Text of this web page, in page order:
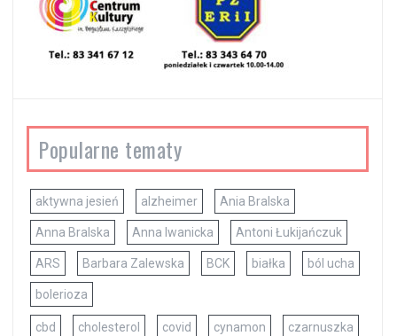
Popularne tematy
aktywna jesień alzheimer Ania Bralska
Anna Bralska Anna Iwanicka Antoni Łukijańczuk
ARS Barbara Zalewska BCK białka ból ucha
bolerioza
cbd cholesterol covid cynamon czarnuszka